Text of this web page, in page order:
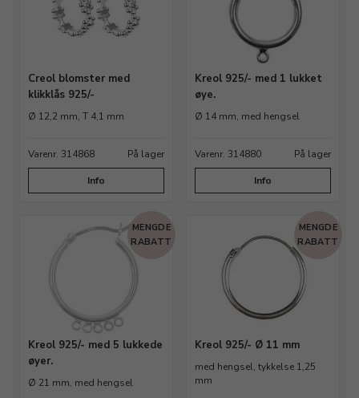
Creol blomster med
klikklås 925/-
Ø 12,2 mm, T 4,1 mm
Varenr. 314868 På lager
Info
Kreol 925/- med 1 lukket
øye.
Ø 14 mm, med hengsel
Varenr. 314880 På lager
Info
MENGDE
RABATT
Kreol 925/- med 5 lukkede
øyer.
Ø 21 mm, med hengsel
MENGDE
RABATT
Kreol 925/- Ø 11 mm
med hengsel, tykkelse 1,25
mm